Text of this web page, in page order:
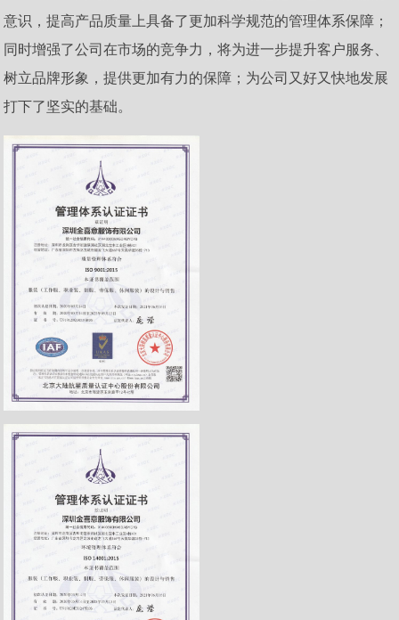
意识，提高产品质量上具备了更加科学规范的管理体系保障；
同时增强了公司在市场的竞争力，将为进一步提升客户服务、
树立品牌形象，提供更加有力的保障；为公司又好又快地发展
打下了坚实的基础。